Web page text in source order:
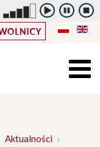
Standarowy
rozmiar
czcionki
Aktualności